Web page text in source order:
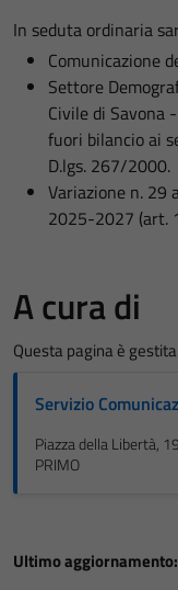
In seduta ordinaria
Comunicazione
Settore
Civile di Savona
fuori bilancio ai
D.lgs. 267/2000.
Variazione n. 29
2025-2027 (art.
A cura di
Questa pagina è
Servizio
Piazza della Libertà,
PRIMO
Ultimo aggiornamento: